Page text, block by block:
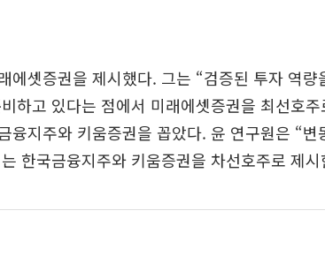
에셋증권을 제시했다. 그는 “검증된 투자 역
하고 있다는 점에서 미래에셋증권을 최선호
융지주와 키움증권을 꼽았다. 윤 연구원은 “
한국금융지주와 키움증권을 차선호주로 제